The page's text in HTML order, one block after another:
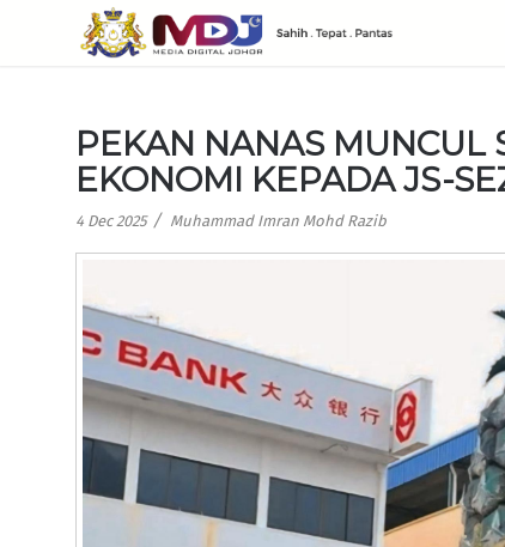
PEKAN NANAS MUNCUL
EKONOMI KEPADA JS-
4 Dec 2025 / Muhammad Imran Mohd Razib